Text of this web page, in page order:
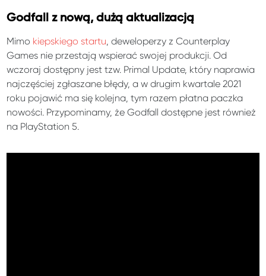
Godfall z nową, dużą aktualizacją
Mimo kiepskiego startu, deweloperzy z Counterplay
Games nie przestają wspierać swojej produkcji. Od
wczoraj dostępny jest tzw. Primal Update, który naprawia
najczęściej zgłaszane błędy, a w drugim kwartale 2021
roku pojawić ma się kolejna, tym razem płatna paczka
nowości. Przypominamy, że Godfall dostępne jest również
na PlayStation 5.